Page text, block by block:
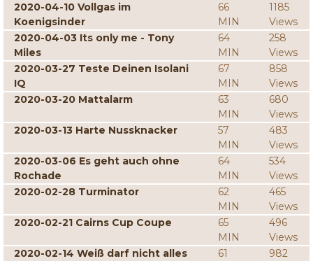
2020-04-10 Vollgas im
Koenigsinder
66
MIN
1185
Views
2020-04-03 Its only me - Tony
Miles
64
MIN
258
Views
2020-03-27 Teste Deinen Isolani
IQ
67
MIN
858
Views
2020-03-20 Mattalarm
63
MIN
680
Views
2020-03-13 Harte Nussknacker
57
MIN
483
Views
2020-03-06 Es geht auch ohne
Rochade
64
MIN
534
Views
2020-02-28 Turminator
62
MIN
465
Views
2020-02-21 Cairns Cup Coupe
65
MIN
496
Views
2020-02-14 Weiß darf nicht alles
61
982